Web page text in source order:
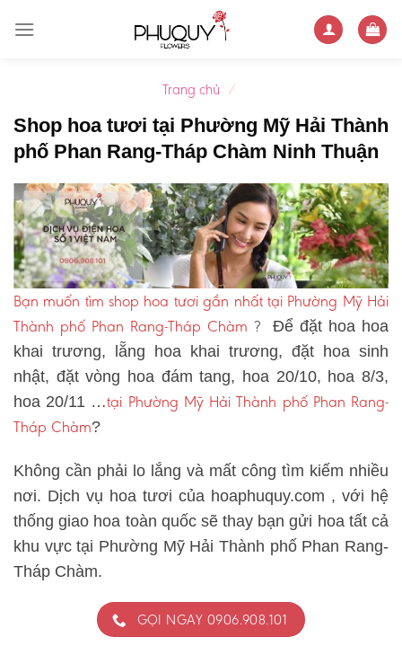
Trang chủ /
Shop hoa tươi tại Phường Mỹ Hải Thành
phố Phan Rang-Tháp Chàm Ninh Thuận
Bạn muốn tìm shop hoa tươi gần nhất tại Phường Mỹ Hải
Thành phố Phan Rang-Tháp Chàm ? Để đặt hoa hoa
khai trương, lẵng hoa khai trương, đặt hoa sinh
nhật, đặt vòng hoa đám tang, hoa 20/10, hoa 8/3,
hoa 20/11 …tại Phường Mỹ Hải Thành phố Phan Rang-
Tháp Chàm?
Không cần phải lo lắng và mất công tìm kiếm nhiều
nơi. Dịch vụ hoa tươi của hoaphuquy.com , với hệ
thống giao hoa toàn quốc sẽ thay bạn gửi hoa tất cả
khu vực tại Phường Mỹ Hải Thành phố Phan Rang-
Tháp Chàm.
GỌI NGAY 0906.908.101